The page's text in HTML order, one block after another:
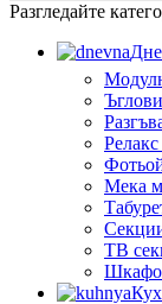
Разгледайте
Мека
ТВ